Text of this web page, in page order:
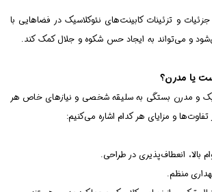
جزئیات و تزئینات کابینت‌های نئوکلاسیک در فضاهایی با
و می‌تواند به ایجاد حس شکوه و جلال کمک کند.
یا مدرن؟
و مدرن بستگی به سلیقه شخصی و نیازهای خاص هر
تفاوت‌ها و مزایای هر کدام اشاره می‌کنیم:
بالا، انعطاف‌پذیری در طراحی.
منظم.